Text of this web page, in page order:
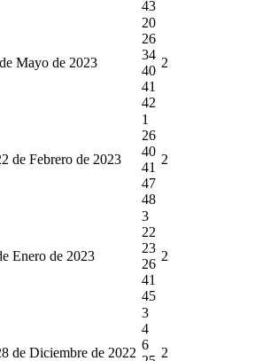
43
Mayo de 2023
20
26
34
40
41
42
2
de Febrero de 2023
1
26
40
41
47
48
2
Enero de 2023
3
22
23
26
41
45
2
de Diciembre de 2022
3
4
6
2